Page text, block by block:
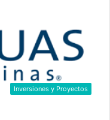
Inversiones y Proyectos